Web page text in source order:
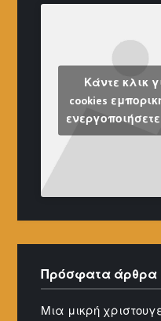
Κάντε κλικ
cookies
Πρόσφατα άρθρα
Μια μικρή